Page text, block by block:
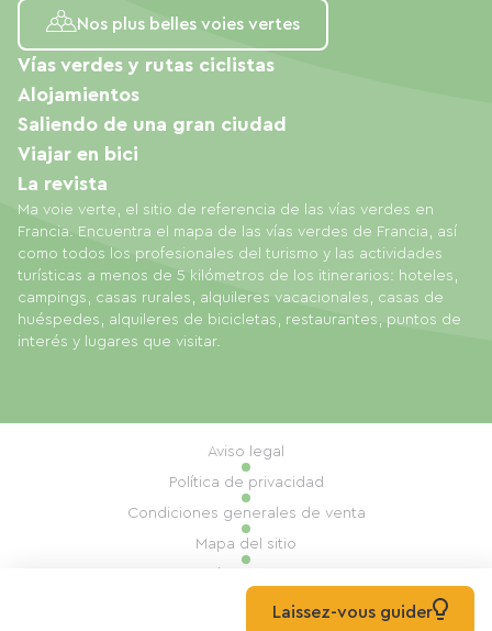
Nos plus belles voies vertes
Ma voie verte, el sitio de referencia de las vías verdes en
Francia. Encuentra el mapa de las vías verdes de Francia, así
como todos los profesionales del turismo y las actividades
turísticas a menos de 5 kilómetros de los itinerarios: hoteles,
campings, casas rurales, alquileres vacacionales, casas de
huéspedes, alquileres de bicicletas, restaurantes, puntos de
interés y lugares que visitar.
Vías verdes y rutas ciclistas
Alojamientos
Saliendo de una gran ciudad
Viajar en bici
La revista
Aviso legal
Política de privacidad
Condiciones generales de venta
Mapa del sitio
Realización: Mill, PrivasLaissez-vous guider